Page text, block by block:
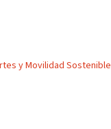
y Movilidad Sostenible